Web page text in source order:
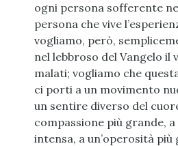
ogni persona sofferente
persona che vive
vogliamo, però,
nel lebbroso del Vangelo il
malati; vogliamo che
ci porti a un movimento
un sentire diverso del
compassione più grande,
intensa, a un’operosità più